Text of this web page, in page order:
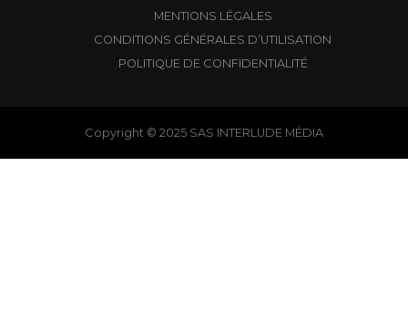
MENTIONS LÉGALES
CONDITIONS GÉNÉRALES D’UTILISATION
POLITIQUE DE CONFIDENTIALITÉ
Copyright © 2025 SAS INTERLUDE MÉDIA